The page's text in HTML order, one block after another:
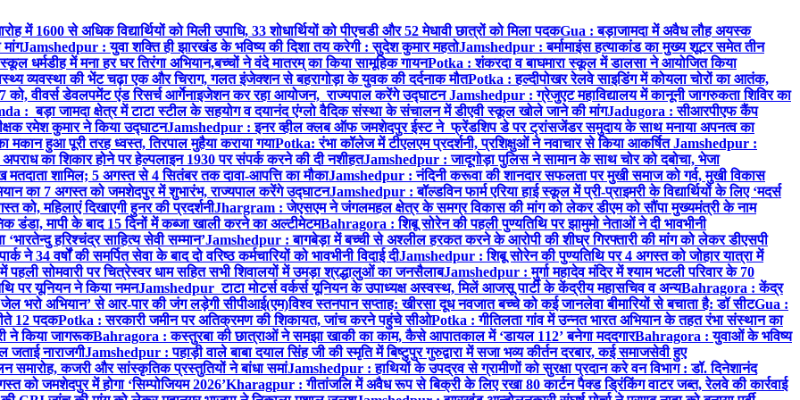
में 1600 से अधिक विद्यार्थियों को मिली उपाधि, 33 शोधार्थियों को पीएचडी और 52 मेधावी छात्रों को मिला पदकGua : बड़ाजामदा में अवैध लौह अयस्क
Jamshedpur : युवा शक्ति ही झारखंड के भविष्य की दिशा तय करेगी : सुदेश कुमार महतोJamshedpur : बर्मामाइंस हत्याकांड का मुख्य शूटर समेत तीन
धर्मडीह में मना हर घर तिरंगा अभियान,बच्चों ने वंदे मातरम् का किया सामूहिक गायनPotka : शंकरदा व बाघमारा स्कूल में डालसा ने आयोजित किया
व्यवस्था की भेंट चढ़ा एक और चिराग, गलत इंजेक्शन से बहरागोड़ा के युवक की दर्दनाक मौतPotka : हल्दीपोखर रेलवे साइडिंग में कोयला चोरों का आतंक,
वीवर्स डेवलपमेंट एंड रिसर्च आर्गेनाइजेशन कर रहा आयोजन, राज्यपाल करेंगे उद्घाटनJamshedpur : ग्रेजुएट महाविद्यालय में कानूनी जागरुकता शिविर का
: बड़ा जामदा क्षेत्र में टाटा स्टील के सहयोग व दयानंद एंग्लो वैदिक संस्था के संचालन में डीएवी स्कूल खोले जाने की मांगJadugora : सीआरपीएफ कैंप
रमेश कुमार ने किया उद्घाटनJamshedpur : इनर व्हील क्लब ऑफ जमशेदपुर ईस्ट ने फ्रेंडशिप डे पर ट्रांसजेंडर समुदाय के साथ मनाया अपनत्व का
मकान हुआ पूरी तरह ध्वस्त, तिरपाल मुहैया कराया गयाPotka: रंभा कॉलेज में टीएलएम प्रदर्शनी, प्रशिक्षुओं ने नवाचार से किया आकर्षितJamshedpur :
का शिकार होने पर हेल्पलाइन 1930 पर संपर्क करने की दी नशीहतJamshedpur : जादूगोड़ा पुलिस ने सामान के साथ चोर को दबोचा, भेजा
शामिल; 5 अगस्त से 4 सितंबर तक दावा-आपत्ति का मौकाJamshedpur : नंदिनी करूवा की शानदार सफलता पर मुखी समाज को गर्व, मुखी विकास
का 7 अगस्त को जमशेदपुर में शुभारंभ, राज्यपाल करेंगे उद्घाटनJamshedpur : बॉल्डविन फार्म एरिया हाई स्कूल में प्री-प्राइमरी के विद्यार्थियों के लिए ‘मदर्स
को, महिलाएं दिखाएगी हुनर की प्रदर्शनीJhargram : जेएसएम ने जंगलमहल क्षेत्र के समग्र विकास की मांग को लेकर डीएम को सौंपा मुख्यमंत्री के नाम
डंडा, मापी के बाद 15 दिनों में कब्जा खाली करने का अल्टीमेटमBahragora : शिबू सोरेन की पहली पुण्यतिथि पर झामुमो नेताओं ने दी भावभीनी
हरिश्चंद्र साहित्य सेवी सम्मान’Jamshedpur : बागबेड़ा में बच्ची से अश्लील हरकत करने के आरोपी की शीघ्र गिरफ्तारी की मांग को लेकर डीएसपी
34 वर्षों की समर्पित सेवा के बाद दो वरिष्ठ कर्मचारियों को भावभीनी विदाई दीJamshedpur : शिबू सोरेन की पुण्यतिथि पर 4 अगस्त को जोहार यात्रा में
पहली सोमवारी पर चित्रेस्वर धाम सहित सभी शिवालयों में उमड़ा श्रद्धालुओं का जनसैलाबJamshedpur : मुर्गा महादेव मंदिर में श्याम भटली परिवार के 70
पर यूनियन ने किया नमनJamshedpur टाटा मोटर्स वर्कर्स यूनियन के उपाध्यक्ष अस्वस्थ, मिलें आजसू पार्टी के केंद्रीय महासचिव व अन्यBahragora : केंद्र
भरो अभियान’ से आर-पार की जंग लड़ेगी सीपीआई(एम)विश्व स्तनपान सप्ताह: खीरसा दूध नवजात बच्चे को कई जानलेवा बीमारियों से बचाता है: डॉ सीटGua :
12 पदकPotka : सरकारी जमीन पर अतिक्रमण की शिकायत, जांच करने पहुंचे सीओPotka : गीतिलता गांव में उन्नत भारत अभियान के तहत रंभा संस्थान का
ने किया जागरूकBahragora : कस्तुरबा की छात्राओं ने समझा खाकी का काम, कैसे आपातकाल में ‘डायल 112’ बनेगा मददगारBahragora : युवाओं के भविष्य
नाराजगीJamshedpur : पहाड़ी वाले बाबा दयाल सिंह जी की स्मृति में बिष्टुपुर गुरुद्वारा में सजा भव्य कीर्तन दरबार, कई समाजसेवी हुए
समारोह, कजरी और सांस्कृतिक प्रस्तुतियों ने बांधा समांJamshedpur : हाथियों के उपद्रव से ग्रामीणों को सुरक्षा प्रदान करे वन विभाग : डॉ. दिनेशानंद
को जमशेदपुर में होगा ‘सिम्पोजियम 2026’Kharagpur : गीतांजलि में अवैध रूप से बिक्री के लिए रखा 80 कार्टन पैक्ड ड्रिंकिंग वाटर जब्त, रेलवे की कार्रवाई